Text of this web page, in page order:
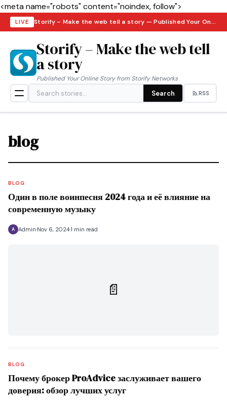
<meta name="robots" content="noindex, follow">
LIVE Storify – Make the web tell a story — Published Your Online Story from Storify Networks · Saturday, August 8, 2026
Storify – Make the web tell
a story
Published Your Online Story from Storify Networks
Search RSS
blog
BLOG
Один в поле воинпесня 2024 года и её влияние на
современную музыку
A Admin Nov 6, 2024 1 min read
📄
BLOG
Почему брокер ProAdvice заслуживает вашего
доверия: обзор лучших услуг